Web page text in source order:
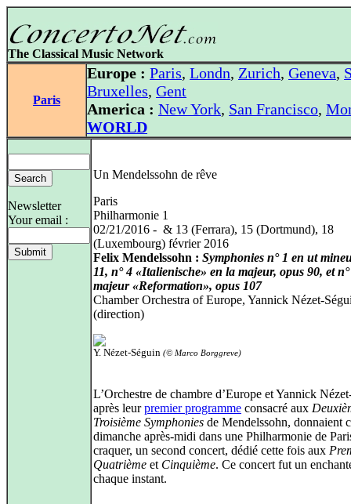
The Classical Music Network
Paris
Europe : Paris, Londn, Zurich, Geneva,
Bruxelles, Gent
America : New York, San Francisco,
WORLD
Newsletter
Your email :
Un Mendelssohn de rêve
Paris
Philharmonie 1
02/21/2016 - & 13 (Ferrara), 15 (Dortmund), 18
(Luxembourg) février 2016
Felix Mendelssohn : Symphonies n° 1 en ut
11, n° 4 «Italienische» en la majeur, opus 90, et
majeur «Reformation», opus 107
Chamber Orchestra of Europe, Yannick Nézet-
(direction)
Y. Nézet-Séguin (© Marco Borggreve)
L’Orchestre de chambre d’Europe et Yannick
après leurpremier programme consacré aux
Troisième Symphonies de Mendelssohn, donnaient
dimanche après-midi dans une Philharmonie de
craquer, un second concert, dédié cette fois aux
Quatrième et Cinquième. Ce concert fut un
chaque instant.